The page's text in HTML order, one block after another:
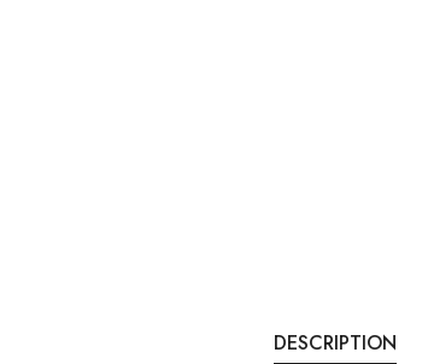
DESCRIPTION